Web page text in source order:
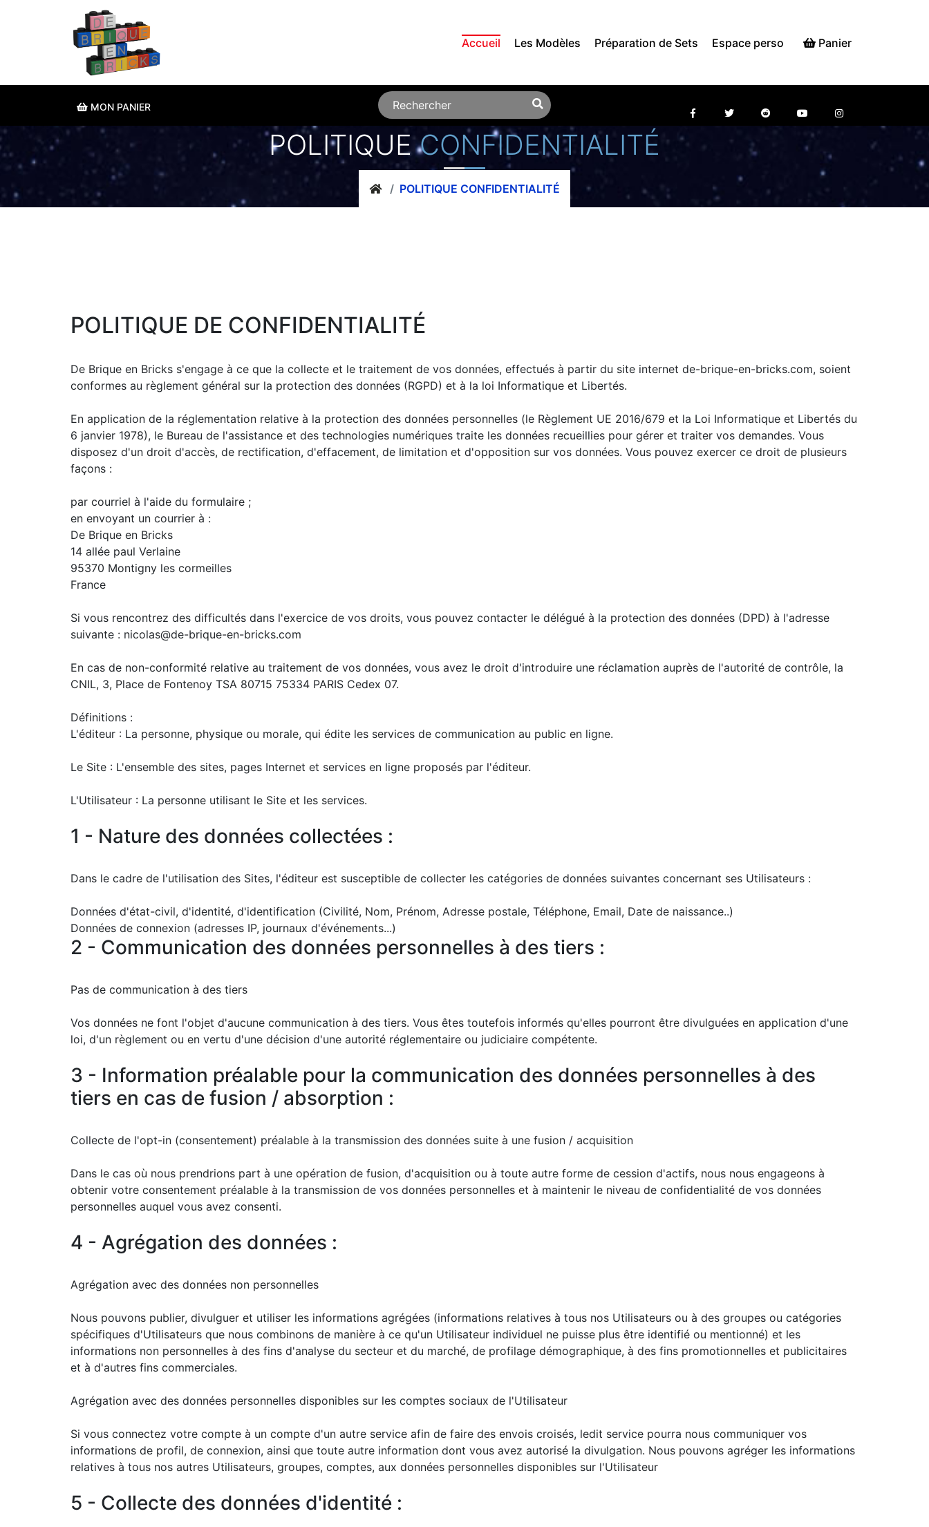
Accueil Les Modèles Préparation de Sets Espace perso Panier
MON PANIER
POLITIQUECONFIDENTIALITÉ
POLITIQUE CONFIDENTIALITÉ
POLITIQUE DE CONFIDENTIALITÉ
De Brique en Bricks s'engage à ce que la collecte et le traitement de vos données, effectués à partir du site internet de-brique-en-bricks.com, soient
conformes au règlement général sur la protection des données (RGPD) et à la loi Informatique et Libertés.
En application de la réglementation relative à la protection des données personnelles (le Règlement UE 2016/679 et la Loi Informatique et Libertés du
6 janvier 1978), le Bureau de l'assistance et des technologies numériques traite les données recueillies pour gérer et traiter vos demandes. Vous
disposez d'un droit d'accès, de rectification, d'effacement, de limitation et d'opposition sur vos données. Vous pouvez exercer ce droit de plusieurs
façons :
par courriel à l'aide du formulaire ;
en envoyant un courrier à :
De Brique en Bricks
14 allée paul Verlaine
95370 Montigny les cormeilles
France
Si vous rencontrez des difficultés dans l'exercice de vos droits, vous pouvez contacter le délégué à la protection des données (DPD) à l'adresse
suivante : nicolas@de-brique-en-bricks.com
En cas de non-conformité relative au traitement de vos données, vous avez le droit d'introduire une réclamation auprès de l'autorité de contrôle, la
CNIL, 3, Place de Fontenoy TSA 80715 75334 PARIS Cedex 07.
Définitions :
L'éditeur : La personne, physique ou morale, qui édite les services de communication au public en ligne.
Le Site : L'ensemble des sites, pages Internet et services en ligne proposés par l'éditeur.
L'Utilisateur : La personne utilisant le Site et les services.
1 - Nature des données collectées :
Dans le cadre de l'utilisation des Sites, l'éditeur est susceptible de collecter les catégories de données suivantes concernant ses Utilisateurs :
Données d'état-civil, d'identité, d'identification (Civilité, Nom, Prénom, Adresse postale, Téléphone, Email, Date de naissance..)
Données de connexion (adresses IP, journaux d'événements...)
2 - Communication des données personnelles à des tiers :
Pas de communication à des tiers
Vos données ne font l'objet d'aucune communication à des tiers. Vous êtes toutefois informés qu'elles pourront être divulguées en application d'une
loi, d'un règlement ou en vertu d'une décision d'une autorité réglementaire ou judiciaire compétente.
3 - Information préalable pour la communication des données personnelles à des
tiers en cas de fusion / absorption :
Collecte de l'opt-in (consentement) préalable à la transmission des données suite à une fusion / acquisition
Dans le cas où nous prendrions part à une opération de fusion, d'acquisition ou à toute autre forme de cession d'actifs, nous nous engageons à
obtenir votre consentement préalable à la transmission de vos données personnelles et à maintenir le niveau de confidentialité de vos données
personnelles auquel vous avez consenti.
4 - Agrégation des données :
Agrégation avec des données non personnelles
Nous pouvons publier, divulguer et utiliser les informations agrégées (informations relatives à tous nos Utilisateurs ou à des groupes ou catégories
spécifiques d'Utilisateurs que nous combinons de manière à ce qu'un Utilisateur individuel ne puisse plus être identifié ou mentionné) et les
informations non personnelles à des fins d'analyse du secteur et du marché, de profilage démographique, à des fins promotionnelles et publicitaires
et à d'autres fins commerciales.
Agrégation avec des données personnelles disponibles sur les comptes sociaux de l'Utilisateur
Si vous connectez votre compte à un compte d'un autre service afin de faire des envois croisés, ledit service pourra nous communiquer vos
informations de profil, de connexion, ainsi que toute autre information dont vous avez autorisé la divulgation. Nous pouvons agréger les informations
relatives à tous nos autres Utilisateurs, groupes, comptes, aux données personnelles disponibles sur l'Utilisateur
5 - Collecte des données d'identité :